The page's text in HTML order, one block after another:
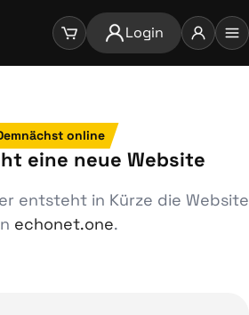
Login
online
eine neue Website
entsteht in Kürze die Website
echonet.one.